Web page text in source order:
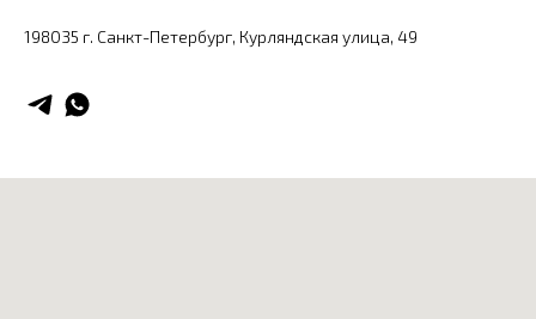
198035 г. Санкт-Петербург, ​Курляндская улица, 49​